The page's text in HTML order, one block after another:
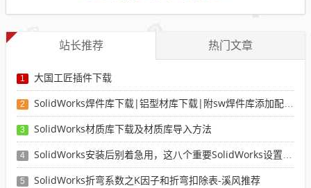
站长推荐 热门文章
1 大国工匠插件下载
2 SolidWorks焊件库下载|铝型材库下载|附sw焊件库添加配置使用教程
3 SolidWorks材质库下载及材质库导入方法
4 SolidWorks安装后别着急用，这八个重要SolidWorks设置可以提高你的画图效率
5 SolidWorks折弯系数之K因子和折弯扣除表-溪风推荐